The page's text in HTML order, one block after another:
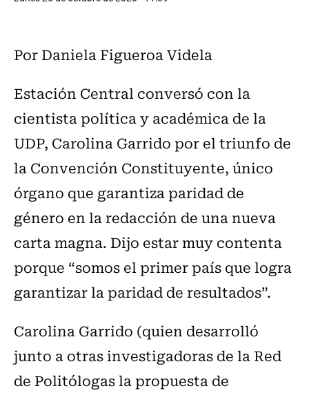
Por Daniela Figueroa Videla
Estación Central conversó con la
cientista política y académica de la
UDP, Carolina Garrido por el triunfo de
la Convención Constituyente, único
órgano que garantiza paridad de
género en la redacción de una nueva
carta magna. Dijo estar muy contenta
porque “somos el primer país que logra
garantizar la paridad de resultados”.
Carolina Garrido (quien desarrolló
junto a otras investigadoras de la Red
de Politólogas la propuesta de